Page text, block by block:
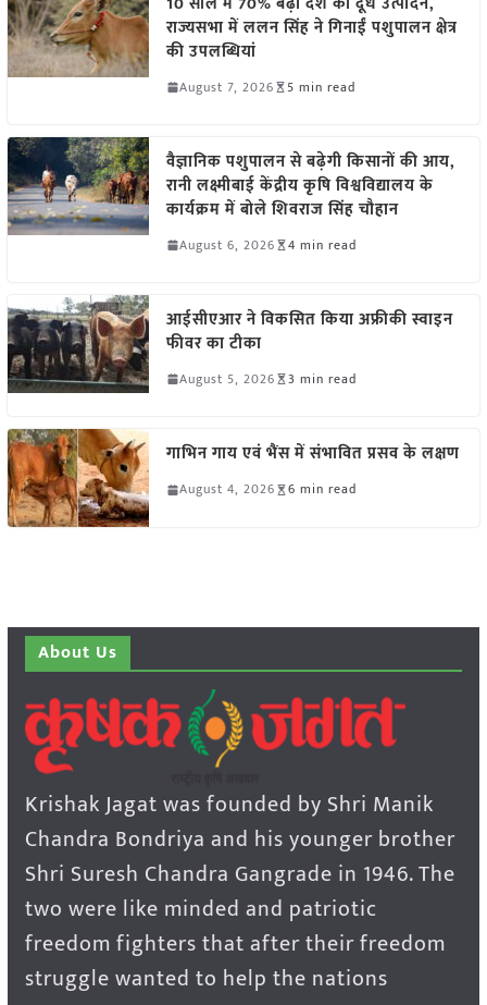
राज्यसभा में ललन सिंह ने गिनाईं पशुपालन क्षेत्र
की उपलब्धियां
August 7, 2026 5 min read
वैज्ञानिक पशुपालन से बढ़ेगी किसानों की आय,
रानी लक्ष्मीबाई केंद्रीय कृषि विश्वविद्यालय के
कार्यक्रम में बोले शिवराज सिंह चौहान
August 6, 2026 4 min read
आईसीएआर ने विकसित किया अफ्रीकी स्वाइन
फीवर का टीका
August 5, 2026 3 min read
गाभिन गाय एवं भैंस में संभावित प्रसव के लक्षण
August 4, 2026 6 min read
About Us
Krishak Jagat was founded by Shri Manik
Chandra Bondriya and his younger brother
Shri Suresh Chandra Gangrade in 1946. The
two were like minded and patriotic
freedom fighters that after their freedom
struggle wanted to help the nations